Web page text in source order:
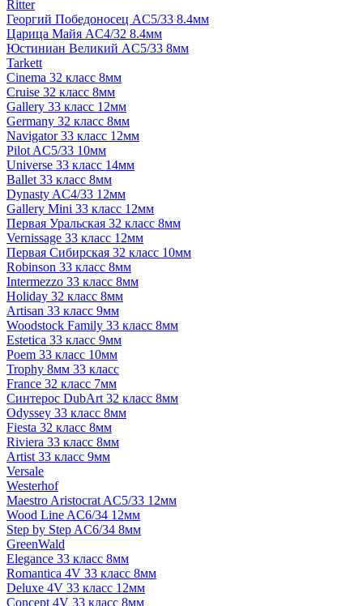
Ritter
Георгий Победоносец AC5/33 8.4мм
Царица Майя AC4/32 8.4мм
Юстиниан Великий AC5/33 8мм
Tarkett
Cinema 32 класс 8мм
Cruise 32 класс 8мм
Gallery 33 класс 12мм
Germany 32 класс 8мм
Navigator 33 класс 12мм
Pilot AC5/33 10мм
Universe 33 класс 14мм
Ballet 33 класс 8мм
Dynasty AC4/33 12мм
Gallery Mini 33 класс 12мм
Первая Уральская 32 класс 8мм
Vernissage 33 класс 12мм
Первая Сибирская 32 класс 10мм
Robinson 33 класс 8мм
Intermezzo 33 класс 8мм
Holiday 32 класс 8мм
Artisan 33 класс 9мм
Woodstock Family 33 класс 8мм
Estetica 33 класс 9мм
Poem 33 класс 10мм
Trophy 8мм 33 класс
France 32 класс 7мм
Синтерос DubArt 32 класс 8мм
Odyssey 33 класс 8мм
Fiesta 32 класс 8мм
Riviera 33 класс 8мм
Artist 33 класс 9мм
Versale
Westerhof
Maestro Aristocrat AC5/33 12мм
Wood Line AC6/34 12мм
Step by Step AC6/34 8мм
GreenWald
Elegance 33 класс 8мм
Romantica 4V 33 класс 8мм
Deluxe 4V 33 класс 12мм
Concept 4V 33 класс 8мм